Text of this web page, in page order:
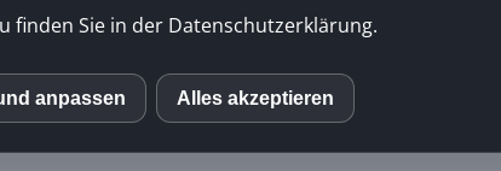
finden Sie in der Datenschutzerklärung.
anpassen Alles akzeptieren